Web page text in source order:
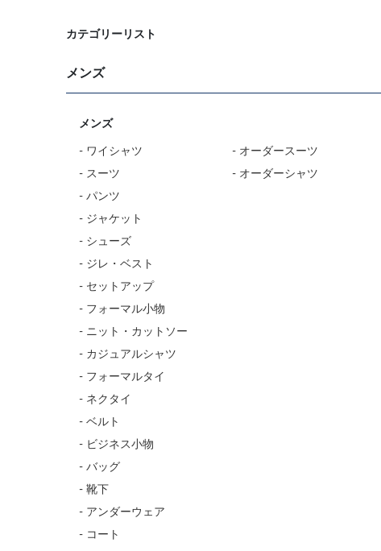
カテゴリーリスト
メンズ
メンズ
- ワイシャツ
- スーツ
- パンツ
- ジャケット
- シューズ
- ジレ・ベスト
- セットアップ
- フォーマル小物
- ニット・カットソー
- カジュアルシャツ
- フォーマルタイ
- ネクタイ
- ベルト
- ビジネス小物
- バッグ
- 靴下
- アンダーウェア
- コート
- オーダースーツ
- オーダーシャツ